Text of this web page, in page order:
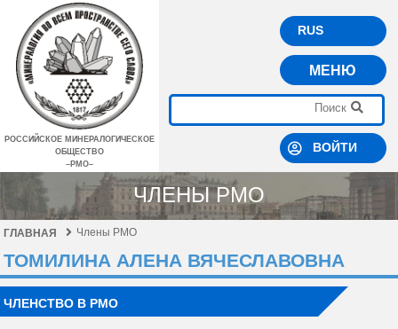
РОССИЙСКОЕ МИНЕРАЛОГИЧЕСКОЕ
ОБЩЕСТВО
–РМО–
RUS
МЕНЮ
ВОЙТИ
ЧЛЕНЫ РМО
ГЛАВНАЯ Члены РМО
ТОМИЛИНА АЛЕНА ВЯЧЕСЛАВОВНА
ЧЛЕНСТВО В РМО